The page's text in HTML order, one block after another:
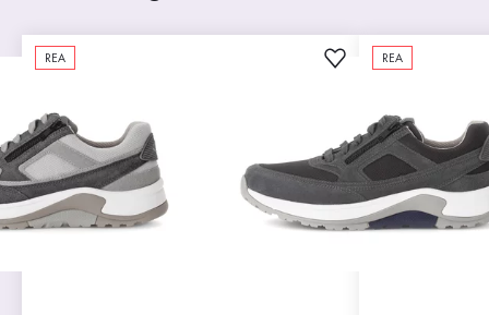
REA REA